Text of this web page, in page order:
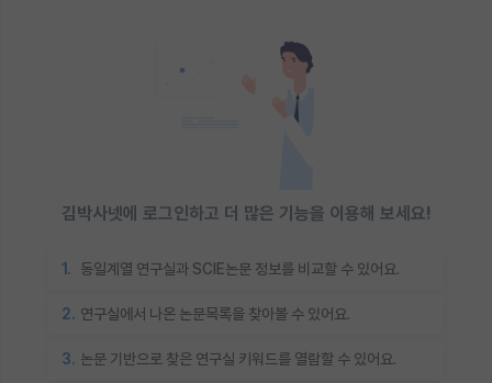
김박사넷에 로그인하고 더 많은 기능을 이용해 보세요!
1. 동일계열 연구실과 SCIE논문 정보를 비교할 수 있어요.
2. 연구실에서 나온 논문목록을 찾아볼 수 있어요.
3. 논문 기반으로 찾은 연구실 키워드를 열람할 수 있어요.